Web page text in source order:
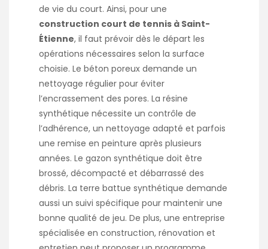
de vie du court. Ainsi, pour une
construction court de tennis à Saint-
Étienne, il faut prévoir dès le départ les
opérations nécessaires selon la surface
choisie. Le béton poreux demande un
nettoyage régulier pour éviter
l’encrassement des pores. La résine
synthétique nécessite un contrôle de
l’adhérence, un nettoyage adapté et parfois
une remise en peinture après plusieurs
années. Le gazon synthétique doit être
brossé, décompacté et débarrassé des
débris. La terre battue synthétique demande
aussi un suivi spécifique pour maintenir une
bonne qualité de jeu. De plus, une entreprise
spécialisée en construction, rénovation et